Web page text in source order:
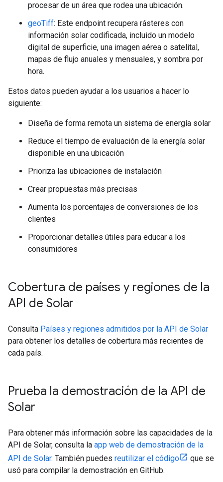
procesar de un área que rodea una ubicación.
geoTiff: Este endpoint recupera rásteres con
información solar codificada, incluido un modelo
digital de superficie, una imagen aérea o satelital,
mapas de flujo anuales y mensuales, y sombra por
hora.
Estos datos pueden ayudar a los usuarios a hacer lo
siguiente:
Diseña de forma remota un sistema de energía solar
Reduce el tiempo de evaluación de la energía solar
disponible en una ubicación
Prioriza las ubicaciones de instalación
Crear propuestas más precisas
Aumenta los porcentajes de conversiones de los
clientes
Proporcionar detalles útiles para educar a los
consumidores
Cobertura de países y regiones de la
API de Solar
Consulta Países y regiones admitidos por la API de Solar
para obtener los detalles de cobertura más recientes de
cada país.
Prueba la demostración de la API de
Solar
Para obtener más información sobre las capacidades de la
API de Solar, consulta la app web de demostración de la
API de Solar. También puedes reutilizar el código
que se
usó para compilar la demostración en GitHub.